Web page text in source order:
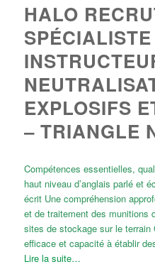
HALO
EXPLOSIFS
– TRIANGLE
Compétences essentielles,
haut niveau d’anglais parlé et
écrit Une compréhension
et de traitement des munitions
sites de stockage sur le
efficace et capacité à établir
Lire la suite…